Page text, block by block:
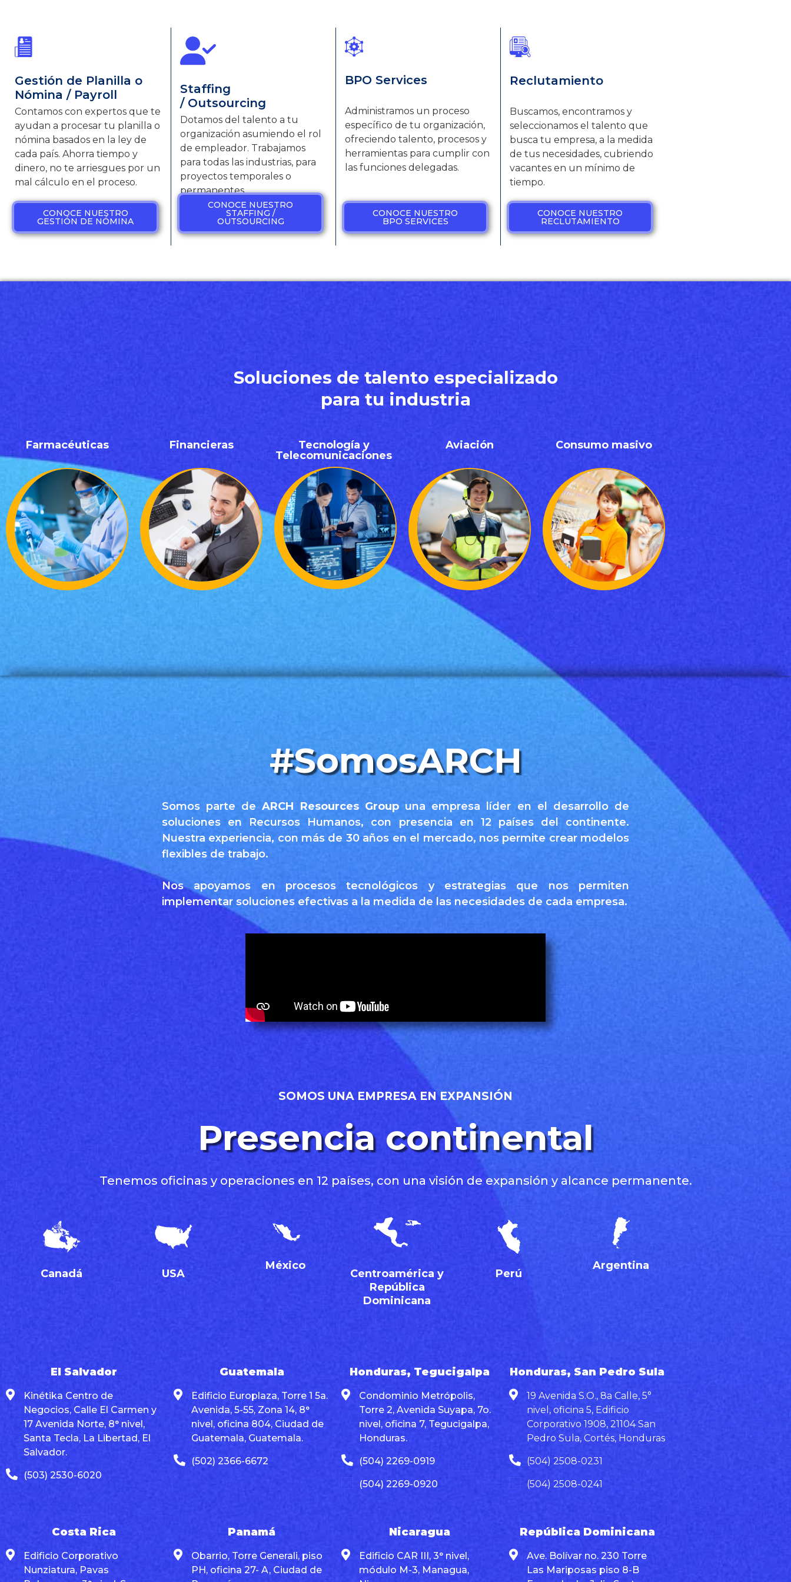
Gestión de Planilla o
Nómina / Payroll
Contamos con expertos que te
ayudan a procesar tu planilla o
nómina basados en la ley de
cada país. Ahorra tiempo y
dinero, no te arriesgues por un
mal cálculo en el proceso.
CONOCE NUESTRO
GESTIÓN DE NÓMINA
Staffing
/ Outsourcing
Dotamos del talento a tu
organización asumiendo el rol
de empleador. Trabajamos
para todas las industrias, para
proyectos temporales o
permanentes.
CONOCE NUESTRO
STAFFING /
OUTSOURCING
BPO Services
Administramos un proceso
específico de tu organización,
ofreciendo talento, procesos y
herramientas para cumplir con
las funciones delegadas.
CONOCE NUESTRO
BPO SERVICES
Reclutamiento
Buscamos, encontramos y
seleccionamos el talento que
busca tu empresa, a la medida
de tus necesidades, cubriendo
vacantes en un mínimo de
tiempo.
CONOCE NUESTRO
RECLUTAMIENTO
Soluciones de talento especializado
para tu industria
Farmacéuticas Financieras
Tecnología y
Telecomunicaciones
Aviación Consumo masivo
#SomosARCH
Somos parte deARCH Resources Groupuna empresa líder en el desarrollo de
soluciones en Recursos Humanos, con presencia en 12 países del continente.
Nuestra experiencia, con más de 30 años en el mercado, nos permite crear modelos
flexibles de trabajo.
Nos apoyamos en procesos tecnológicos y estrategias que nos permiten
implementar soluciones efectivas a la medida de las necesidades de cada empresa.
SOMOS UNA EMPRESA EN EXPANSIÓN
Presencia continental
Tenemos oficinas y operaciones en 12 países, con una visión de expansión y alcance permanente.
Canadá USA
México
Centroamérica y
República
Dominicana
Perú
Argentina
El Salvador
Kinétika Centro de
Negocios, Calle El Carmen y
17 Avenida Norte, 8° nivel,
Santa Tecla, La Libertad, El
Salvador.
(503) 2530-6020
Guatemala
Edificio Europlaza, Torre 1 5a.
Avenida, 5-55, Zona 14, 8°
nivel, oficina 804, Ciudad de
Guatemala, Guatemala.
(502) 2366-6672
Honduras, Tegucigalpa
Condominio Metrópolis,
Torre 2, Avenida Suyapa, 7o.
nivel, oficina 7, Tegucigalpa,
Honduras.
(504) 2269-0919
(504) 2269-0920
Honduras, San Pedro Sula
19 Avenida S.O., 8a Calle, 5°
nivel, oficina 5, Edificio
Corporativo 1908, 21104 San
Pedro Sula, Cortés, Honduras
(504) 2508-0231
(504) 2508-0241
Costa Rica
Edificio Corporativo
Nunziatura, Pavas
Panamá
Obarrio, Torre Generali, piso
PH, oficina 27- A, Ciudad de
Nicaragua
Edificio CAR III, 3° nivel,
módulo M-3, Managua,
República Dominicana
Ave. Bolívar no. 230 Torre
Las Mariposas piso 8-B